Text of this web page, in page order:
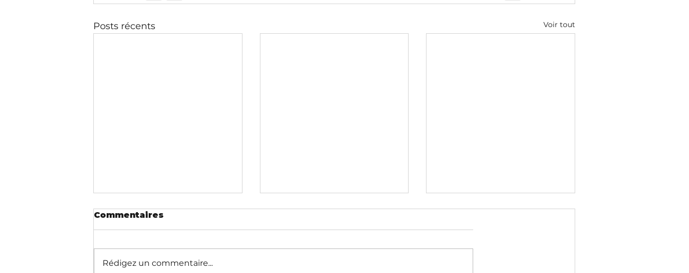
Posts récents Voir tout
Commentaires
Rédigez un commentaire...